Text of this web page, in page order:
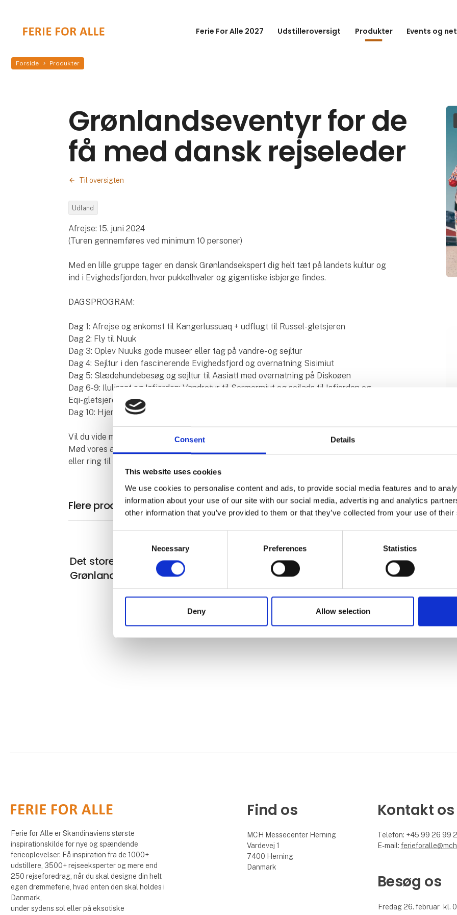
Consent Details
This website uses cookies
We use cookies to personalise content and ads, to provide social media features and to
information about your use of our site with our social media, advertising and analytics
other information that you’ve provided to them or that they’ve collected from your use of
Necessary Preferences Statistics
Deny Allow selection
Ferie For Alle 2027 Udstilleroversigt Produkter Events og
Forside Produkter
Grønlandseventyr for de
få med dansk rejseleder
Til oversigten
Udland
Afrejse: 15. juni 2024
(Turen gennemføres ved minimum 10 personer)
Med en lille gruppe tager en dansk Grønlandsekspert dig helt tæt på landets kultur og
ind i Evighedsfjorden, hvor pukkelhvaler og gigantiske isbjerge findes.
DAGSPROGRAM:
Dag 1: Afrejse og ankomst til Kangerlussuaq + udflugt til Russel-gletsjeren
Dag 2: Fly til Nuuk
Dag 3: Oplev Nuuks gode museer eller tag på vandre- og sejltur
Dag 4: Sejltur i den fascinerende Evighedsfjord og overnatning Sisimiut
Dag 5: Slædehundebesøg og sejltur til Aasiatt med overnatning på Diskoøen
Dag 6-9: Ilulissat og Isfjorden: Vandretur til Sermermiut og sejlads til Isfjorden og
Eqi-gletsjeren. Glæd dig også til Grønlands festlige nationaldag 21. juni.
Dag 10: Hjemrejse
Vil du vide mere om denne rejse?
Mød vores arktiske rejseeksperter på stand M9656 på rejsemessen, Ferie for Alle 2024,
eller ring til os på 78764406.
Flere produkter fra Profil Rejser
Det store sommereventyr i
Grønland
Gastronomi og eventyr i
Grønland
Ferie for Alle er Skandinaviens største
inspirationskilde for nye og spændende
ferieoplevelser. Få inspiration fra de 1000+
udstillere, 3500+ rejseeksperter og mere end
250 rejseforedrag, når du skal designe din helt
egen drømmeferie, hvad enten den skal holdes i
Danmark,
under sydens sol eller på eksotiske
Find os
MCH Messecenter Herning
Vardevej 1
7400 Herning
Danmark
Kontakt os
Telefon: +45 99 26 99
E-mail:
Besøg os
Fredag 26. februar kl.